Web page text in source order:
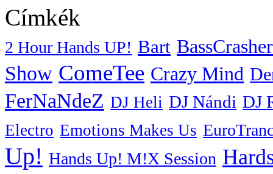
Címkék
2 Hour Hands UP! Bart BassCrasher
Show ComeTee Crazy Mind
FerNaNdeZ DJ Heli DJ Nándi DJ
Electro Emotions Makes Us
Up! Hands Up! M!X Session